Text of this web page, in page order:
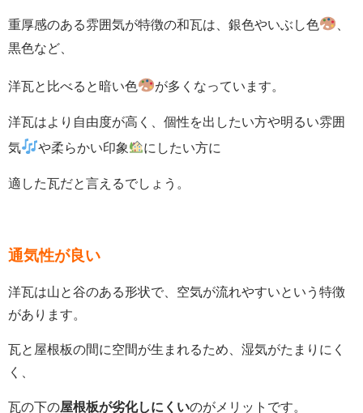
重厚感のある雰囲気が特徴の和瓦は、銀色やいぶし色
黒色など、
洋瓦と比べると暗い色 が多くなっています。
洋瓦はより自由度が高く、個性を出したい方や明るい雰囲
気
や柔らかい印象 にしたい方に
適した瓦だと言えるでしょう。
通気性が良い
洋瓦は山と谷のある形状で、空気が流れやすいという特徴
があります。
瓦と屋根板の間に空間が生まれるため、湿気がたまりにく
く、
瓦の下の屋根板が劣化しにくいのがメリットです。